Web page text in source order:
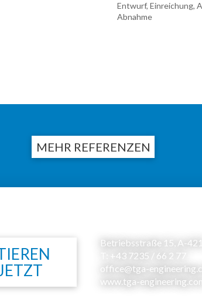
Entwurf, Einreichung,
Abnahme
MEHR REFERENZEN
Betriebsstraße 15, A-
T: +43 7235 / 66 2 77
office@tga-
www.tga-engineering.com